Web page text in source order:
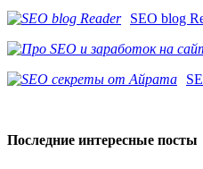
SEO blog
Последние интересные посты